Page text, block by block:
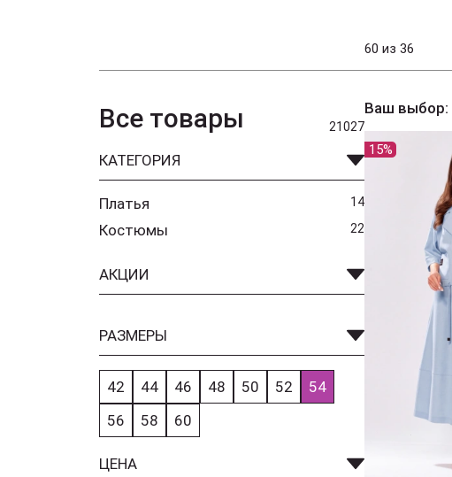
60 из 36
Все товары 21027
КАТЕГОРИЯ
Платья 14
Костюмы 22
АКЦИИ
РАЗМЕРЫ
42 44 46 48 50 52
54
56
58 60
ЦЕНА
Ваш выбор:
15%